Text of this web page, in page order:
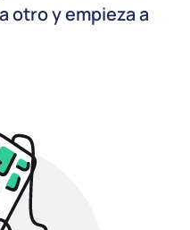
otro y empieza a